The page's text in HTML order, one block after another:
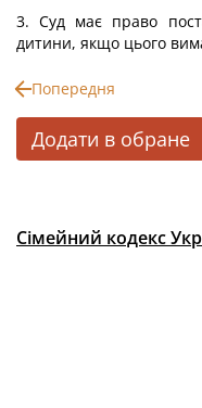
3. Суд має право
дитини, якщо цього
Попередня
Додати в обране
Сімейний кодекс